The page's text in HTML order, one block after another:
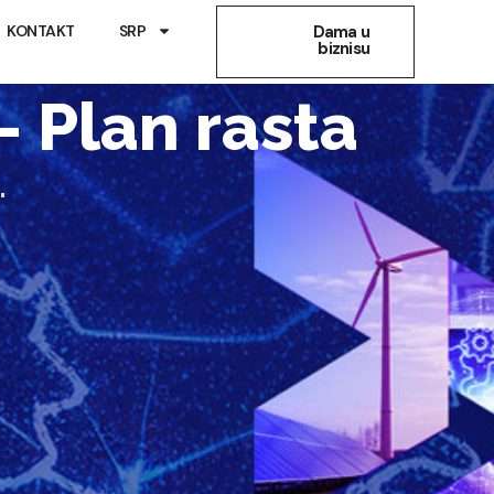
KONTAKT SRP Dama u
biznisu
Plan rasta